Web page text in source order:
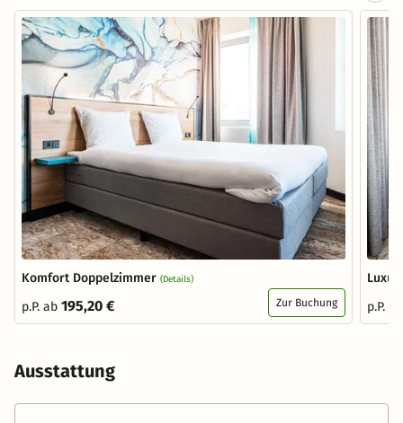
Komfort Doppelzimmer (Details)
p.P. ab 195,20 € Zur Buchung
p.P.
Ausstattung